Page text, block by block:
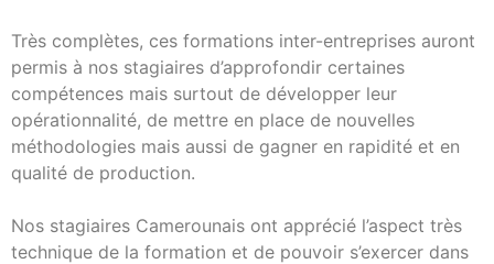
Très complètes, ces formations inter-entreprises auront
permis à nos stagiaires d’approfondir certaines
compétences mais surtout de développer leur
opérationnalité, de mettre en place de nouvelles
méthodologies mais aussi de gagner en rapidité et en
qualité de production.
Nos stagiaires Camerounais ont apprécié l’aspect très
technique de la formation et de pouvoir s’exercer dans